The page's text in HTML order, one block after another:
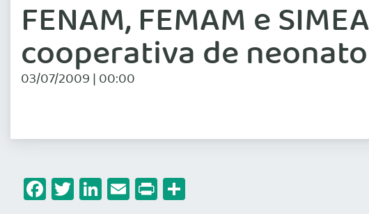
FENAM, FEMAM e
cooperativa de
03/07/2009 | 00:00
Facebook
Twitter
LinkedIn
Email
Print